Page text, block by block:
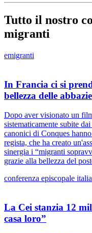
Tutto il nostro
migranti
emigranti
In Francia ci si
bellezza delle abbazie
Dopo aver visionato un
sistematicamente subite
canonici di Conques
regista, che ha creato
sinergia i “migranti
grazie alla bellezza del
conferenza episcopale
La Cei stanzia 12
casa loro”